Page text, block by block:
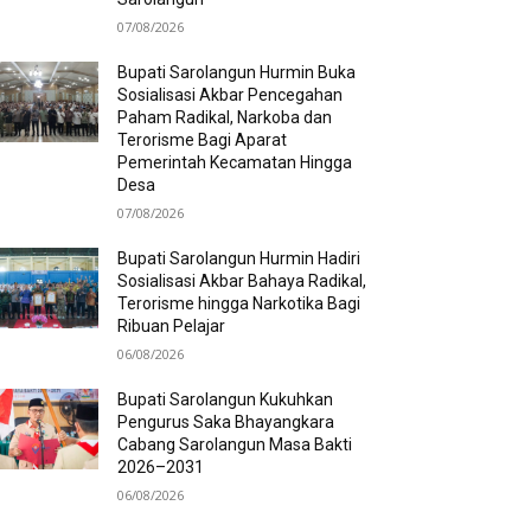
07/08/2026
Bupati Sarolangun Hurmin Buka
Sosialisasi Akbar Pencegahan
Paham Radikal, Narkoba dan
Terorisme Bagi Aparat
Pemerintah Kecamatan Hingga
Desa
07/08/2026
Bupati Sarolangun Hurmin Hadiri
Sosialisasi Akbar Bahaya Radikal,
Terorisme hingga Narkotika Bagi
Ribuan Pelajar
06/08/2026
Bupati Sarolangun Kukuhkan
Pengurus Saka Bhayangkara
Cabang Sarolangun Masa Bakti
2026–2031
06/08/2026